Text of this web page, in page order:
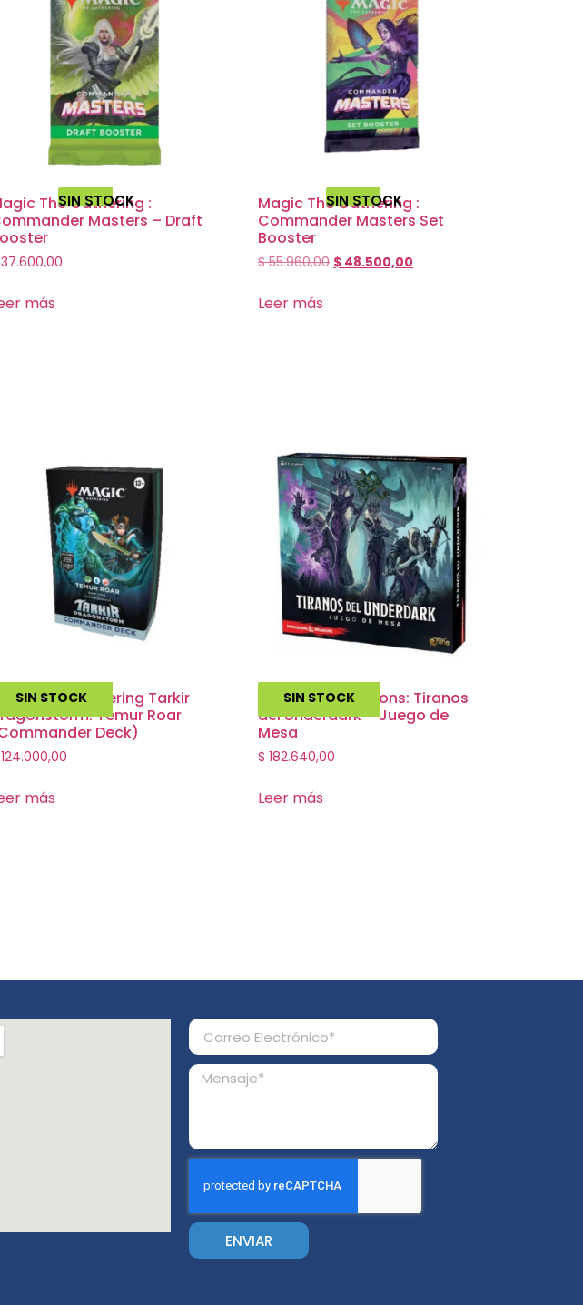
SIN STOCK
The Gathering :
Masters – Draft
37.600,00
más
SIN STOCK
Magic The Gathering :
Commander Masters Set
Booster
$55.960,00 $ 48.500,00
Leer más
SIN STOCK
Magic The Gathering Tarkir
Temur Roar
Deck)
124.000,00
más
SIN STOCK
Dungeon & Dragons: Tiranos
del Underdark – Juego de
Mesa
$ 182.640,00
Leer más
ENVIAR